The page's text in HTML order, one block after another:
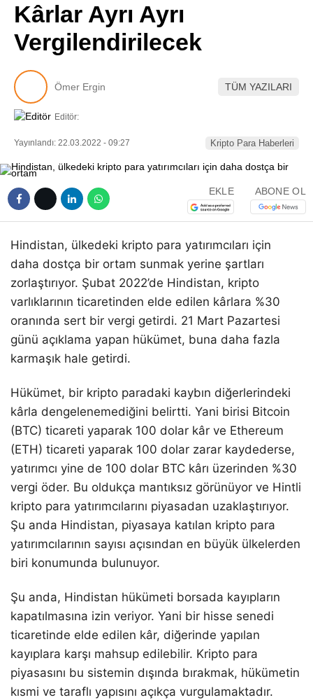
Telegram
Kârlar Ayrı Ayrı
Vergilendirilecek
Ömer Ergin TÜM YAZILARI
Editör:
Yayınlandı: 22.03.2022 - 09:27 Kripto Para Haberleri
EKLE ABONE OL
Hindistan, ülkedeki kripto para yatırımcıları için
daha dostça bir ortam sunmak yerine şartları
zorlaştırıyor. Şubat 2022’de Hindistan, kripto
varlıklarının ticaretinden elde edilen kârlara %30
oranında sert bir vergi getirdi. 21 Mart Pazartesi
günü açıklama yapan hükümet, buna daha fazla
karmaşık hale getirdi.
Hükümet, bir kripto paradaki kaybın diğerlerindeki
kârla dengelenemediğini belirtti. Yani birisi Bitcoin
(BTC) ticareti yaparak 100 dolar kâr ve Ethereum
(ETH) ticareti yaparak 100 dolar zarar kaydederse,
yatırımcı yine de 100 dolar BTC kârı üzerinden %30
vergi öder. Bu oldukça mantıksız görünüyor ve Hintli
kripto para yatırımcılarını piyasadan uzaklaştırıyor.
Şu anda Hindistan, piyasaya katılan kripto para
yatırımcılarının sayısı açısından en büyük ülkelerden
biri konumunda bulunuyor.
Şu anda, Hindistan hükümeti borsada kayıpların
kapatılmasına izin veriyor. Yani bir hisse senedi
ticaretinde elde edilen kâr, diğerinde yapılan
kayıplara karşı mahsup edilebilir. Kripto para
piyasasını bu sistemin dışında bırakmak, hükümetin
kısmi ve taraflı yapısını açıkça vurgulamaktadır.